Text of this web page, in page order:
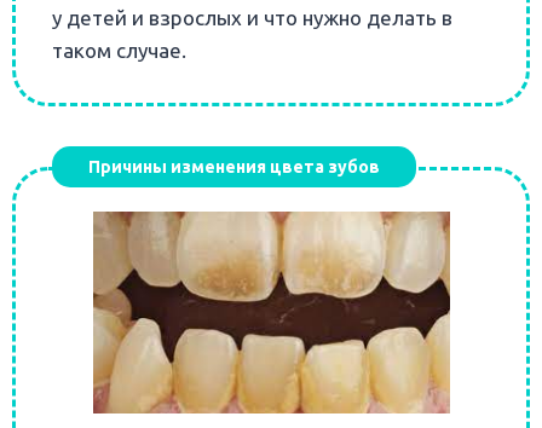
у детей и взрослых и что нужно делать в
таком случае.
Причины изменения цвета зубов